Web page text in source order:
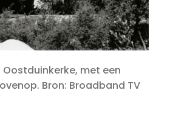
met een
Bron: Broadband TV